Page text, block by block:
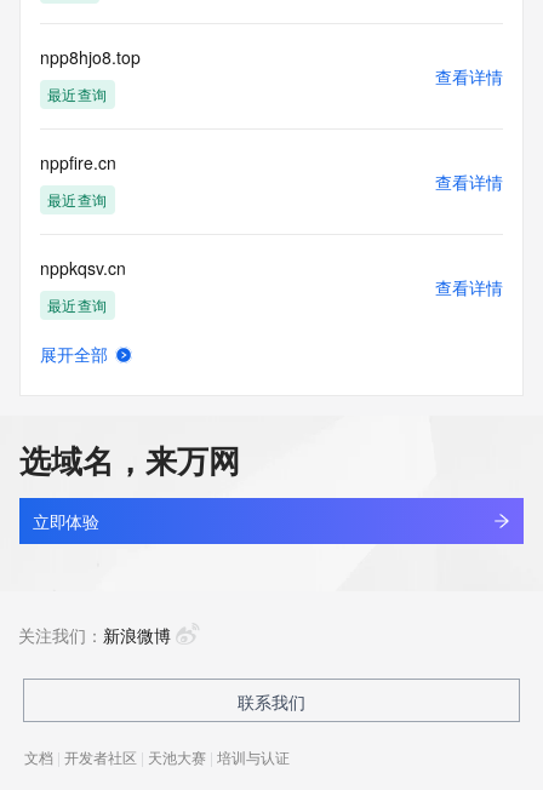
npp8hjo8.top
最近查询
查看详情
nppfire.cn
最近查询
查看详情
nppkqsv.cn
最近查询
查看详情
npppsqr.cn
最近查询
查看详情
新注册
展开全部
选域名，来万网
立即体验
关注我们： 新浪微博
联系我们
文档 | 开发者社区 | 天池大赛 | 培训与认证